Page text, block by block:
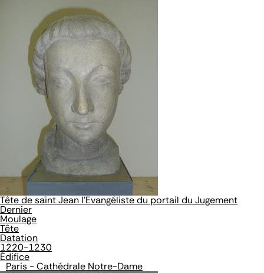
Tête de saint Jean l'Evangéliste du portail du Jugement
Dernier
Moulage
Tête
Datation
1220-1230
Édifice
Paris - Cathédrale Notre-Dame